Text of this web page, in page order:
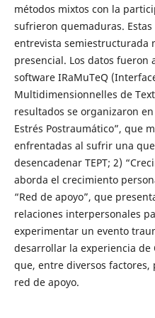
métodos mixtos con la
sufrieron quemaduras.
entrevista semiestructurada
presencial. Los datos fueron
software IRaMuTeQ
Multidimensionnelles de
resultados se organizaron
Estrés Postraumático”, que
enfrentadas al sufrir una
desencadenar TEPT; 2)
aborda el crecimiento
“Red de apoyo”, que
relaciones interpersonales
experimentar un evento
desarrollar la experiencia de
que, entre diversos
red de apoyo.